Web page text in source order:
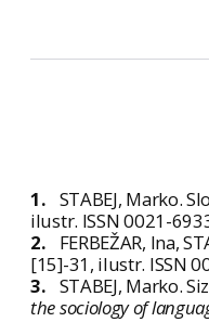
1. STABEJ, Marko.
ilustr. ISSN 0021-
2.
FERBEŽAR, Ina,
[15]-31, ilustr. ISSN
3. STABEJ, Marko.
the sociology of